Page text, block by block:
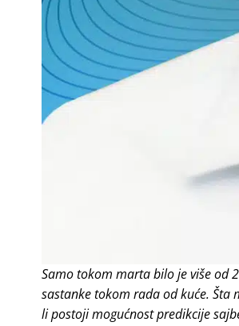
Samo tokom marta bilo je više od
sastanke tokom rada od kuće.
li postoji mogućnost predikcije